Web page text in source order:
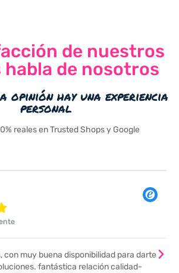
de nuestros
de nosotros
opinión hay una experiencia
personal
reales en Trusted Shops y Google
muy buena disponibilidad para darte
fantástica relación calidad-